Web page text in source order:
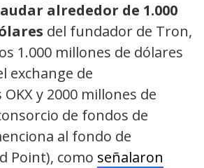
alrededor de 1.000
del fundador de Tron,
1.000 millones de dólares
exchange de
y 2000 millones de
de fondos de
al fondo de
Point), como señalaron